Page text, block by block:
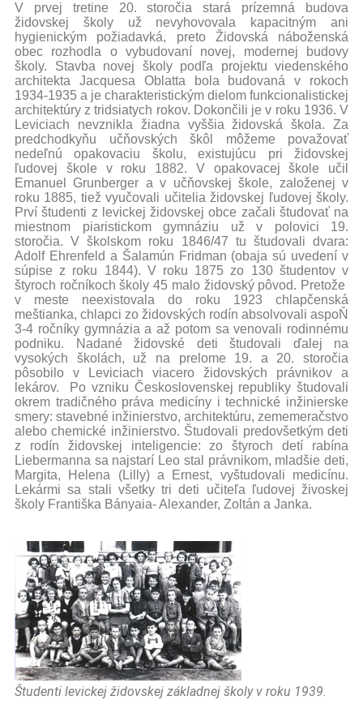
V prvej tretine 20. storočia stará prízemná budova
židovskej školy už nevyhovovala kapacitným ani
hygienickým požiadavká, preto Židovská náboženská
obec rozhodla o vybudovaní novej, modernej budovy
školy. Stavba novej školy podľa projektu viedenského
architekta Jacquesa Oblatta bola budovaná v rokoch
1934-1935 a je charakteristickým dielom funkcionalistickej
architektúry z tridsiatych rokov. Dokončili je v roku 1936. V
Leviciach nevznikla žiadna vyššia židovská škola. Za
predchodkyňu učňovských škôl môžeme považovať
nedeľnú opakovaciu školu, existujúcu pri židovskej
ľudovej škole v roku 1882. V opakovacej škole učil
Emanuel Grunberger a v učňovskej škole, založenej v
roku 1885, tiež vyučovali učitelia židovskej ľudovej školy.
Prví študenti z levickej židovskej obce začali študovať na
miestnom piaristickom gymnáziu už v polovici 19.
storočia. V školskom roku 1846/47 tu študovali dvara:
Adolf Ehrenfeld a Šalamún Fridman (obaja sú uvedení v
súpise z roku 1844). V roku 1875 zo 130 študentov v
štyroch ročníkoch školy 45 malo židovský pôvod. Pretože
v meste neexistovala do roku 1923 chlapčenská
meštianka, chlapci zo židovských rodín absolvovali aspoŇ
3-4 ročníky gymnázia a až potom sa venovali rodinnému
podniku. Nadané židovské deti študovali ďalej na
vysokých školách, už na prelome 19. a 20. storočia
pôsobilo v Leviciach viacero židovských právnikov a
lekárov. Po vzniku Československej republiky študovali
okrem tradičného práva medicíny i technické inžinierske
smery: stavebné inžinierstvo, architektúru, zememeračstvo
alebo chemické inžinierstvo. Študovali predovšetkým deti
z rodín židovskej inteligencie: zo štyroch detí rabína
Liebermanna sa najstarí Leo stal právnikom, mladšie deti,
Margita, Helena (Lilly) a Ernest, vyštudovali medicínu.
Lekármi sa stali všetky tri deti učiteľa ľudovej živoskej
školy Františka Bányaia- Alexander, Zoltán a Janka.
Študenti levickej židovskej základnej školy v roku 1939.